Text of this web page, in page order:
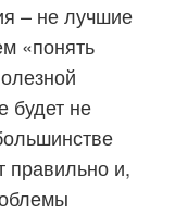
– не лучшие
«понять
будет не
правильно и,